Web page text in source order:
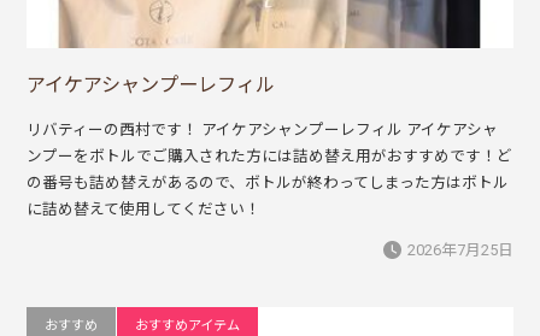
アイケアシャンプーレフィル
リバティーの西村です！ アイケアシャンプーレフィル アイケアシャ
ンプーをボトルでご購入された方には詰め替え用がおすすめです！ど
の番号も詰め替えがあるので、ボトルが終わってしまった方はボトル
に詰め替えて使用してください！
2026年7月25日
おすすめ おすすめアイテム